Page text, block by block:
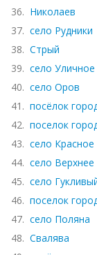
36. Николаев
37. село Рудники
38. Стрый
39. село Уличное
40. село Оров
41. посёлок
42. поселок
43. село Красное
44. село
45. село
46. поселок
47. село Поляна
48. Свалява